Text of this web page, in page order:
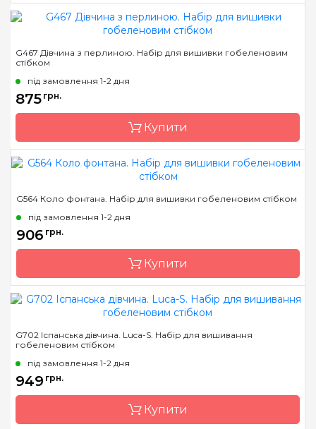
Країна виробник
Розмір
Канва
Зашивання
повна
G467 Дівчина з перлиною. Набір для вишивки гобеленовим
стібком
під замовлення 1-2 дня
875 грн.
Купити
Розмір
Канва
Pointstitch canvas,
Зашивання
повна
G564 Коло фонтана. Набір для вишивки гобеленовим стібком
під замовлення 1-2 дня
906 грн.
Купити
Країна виробник
Розмір
Канва
Зашивання
повна
G702 Іспанська дівчина. Luca-S. Набір для вишивання
гобеленовим стібком
під замовлення 1-2 дня
949 грн.
Купити